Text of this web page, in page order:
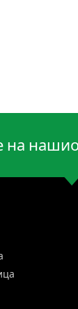
на